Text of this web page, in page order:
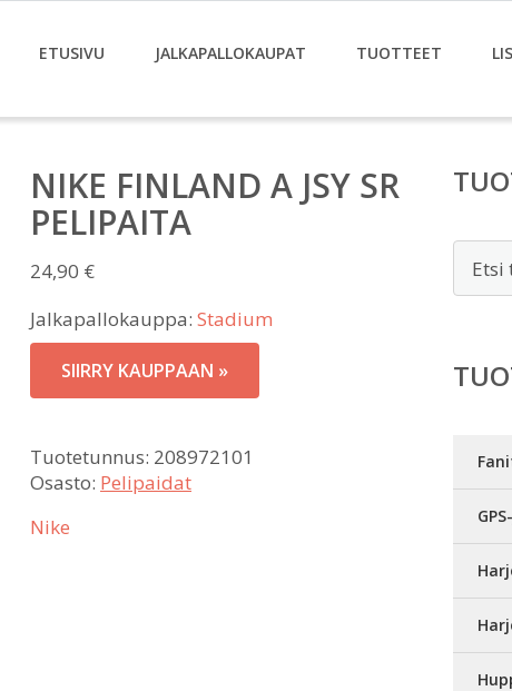
ETUSIVU JALKAPALLOKAUPAT TUOTTEET
NIKE FINLAND A JSY SR
PELIPAITA
24,90 €
Jalkapallokauppa: Stadium
SIIRRY KAUPPAAN »
Tuotetunnus: 208972101
Osasto: Pelipaidat
Nike